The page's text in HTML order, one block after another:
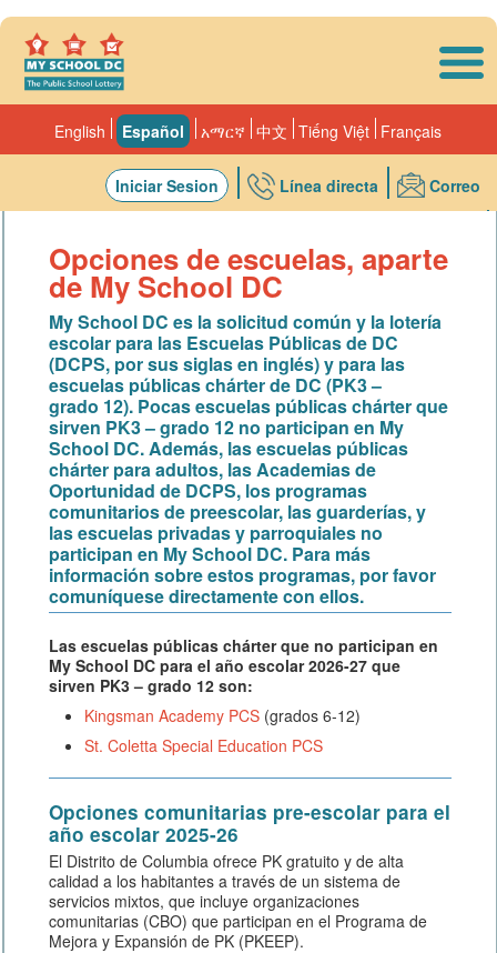
Français
Tiếng Việt
中文
አማርኛ
Español
English
Correo
Línea directa
Iniciar Sesion
Opciones de escuelas, aparte
de My School DC
My School DC es la solicitud común y la lotería
escolar para las Escuelas Públicas de DC
(DCPS, por sus siglas en inglés) y para las
escuelas públicas chárter de DC (PK3 –
grado 12). Pocas escuelas públicas chárter que
sirven PK3 – grado 12 no participan en My
School DC. Además, las escuelas públicas
chárter para adultos, las Academias de
Oportunidad de DCPS, los programas
comunitarios de preescolar, las guarderías, y
las escuelas privadas y parroquiales no
participan en My School DC. Para más
información sobre estos programas, por favor
comuníquese directamente con ellos.
Las escuelas públicas chárter que no participan en
My School DC para el año escolar 2026-27 que
sirven PK3 – grado 12 son:
Kingsman Academy PCS(grados 6-12)
St. Coletta Special Education PCS
Opciones comunitarias pre-escolar para el
año escolar 2025-26
El Distrito de Columbia ofrece PK gratuito y de alta
calidad a los habitantes a través de un sistema de
servicios mixtos, que incluye organizaciones
comunitarias (CBO) que participan en el Programa de
Mejora y Expansión de PK (PKEEP).